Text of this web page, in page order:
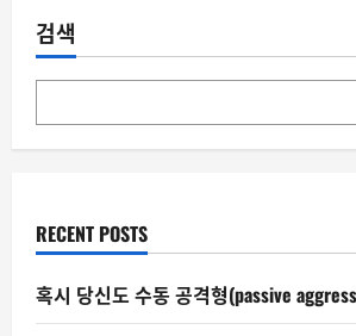
은
회
–
덤
학
③
검색
RECENT POSTS
혹시 당신도 수동 공격형(passive